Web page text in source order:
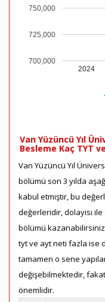
2024
700,000
725,000
750,000
Van Yüzüncü Yıl
Besleme Kaç TYT
Van Yüzüncü Yıl
bölümü son 3 yılda
kabul etmiştir, bu
değerleridir, dolayısı
bölümü
tyt ve ayt neti fazla ise
tamamen o sene
değişebilmektedir,
önemlidir.